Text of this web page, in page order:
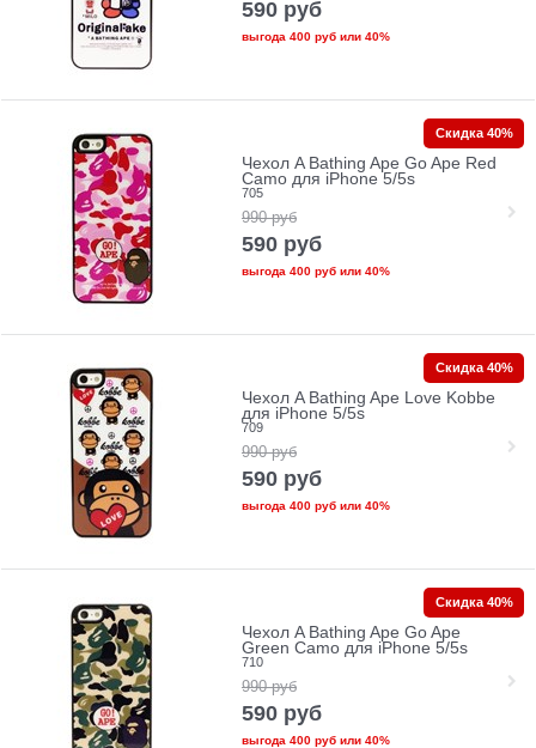
590 руб
выгода 400 рубили 40%
Чехол A Bathing Ape Go Ape Red
Camo для iPhone 5/5s
705
990 руб
590 руб
выгода 400 рубили 40%
Скидка 40%
Чехол A Bathing Ape Love Kobbe
для iPhone 5/5s
709
990 руб
590 руб
выгода 400 рубили 40%
Скидка 40%
Чехол A Bathing Ape Go Ape
Green Camo для iPhone 5/5s
710
990 руб
590 руб
выгода 400 рубили 40%
Скидка 40%